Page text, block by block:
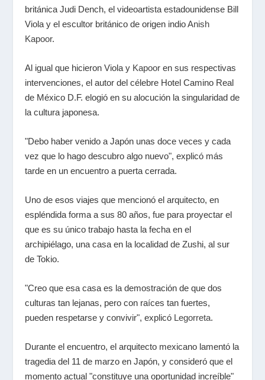
británica Judi Dench, el videoartista estadounidense Bill
Viola y el escultor británico de origen indioAnish
Kapoor.
Al igual que hicieron Viola y Kapoor en sus respectivas
intervenciones, el autor del célebre Hotel Camino Real
de México D.F. elogió en su alocución la singularidad de
la cultura japonesa.
"Debo haber venido a Japón unas doce veces y cada
vez que lo hago descubro algo nuevo", explicó más
tarde en un encuentro a puerta cerrada.
Uno de esos viajes que mencionó el arquitecto, en
espléndida forma a sus 80 años, fue para proyectar el
que es su único trabajo hasta la fecha en el
archipiélago, una casa en la localidad de Zushi, al sur
de Tokio.
"Creo que esa casa es la demostración de que dos
culturas tan lejanas, pero con raíces tan fuertes,
pueden respetarse y convivir", explicó Legorreta.
Durante el encuentro, el arquitecto mexicano lamentó la
tragedia del 11 de marzo en Japón, y consideró que el
momento actual "constituye una oportunidad increíble"